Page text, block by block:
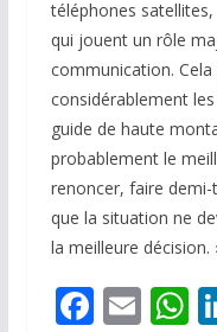
téléphones
qui jouent un rôle
communication. Cela
considérablement
guide de haute
probablement le
renoncer, faire
que la situation ne
la meilleure décision.
F E